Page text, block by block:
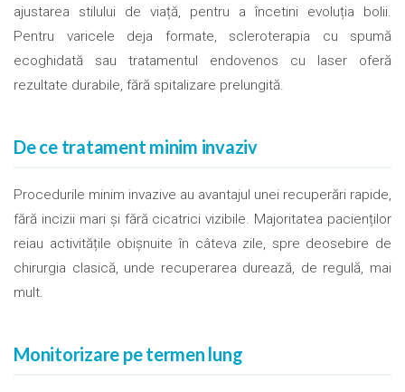
ajustarea stilului de viață, pentru a încetini evoluția bolii.
Pentru varicele deja formate, scleroterapia cu spumă
ecoghidată sau tratamentul endovenos cu laser oferă
rezultate durabile, fără spitalizare prelungită.
De ce tratament minim invaziv
Procedurile minim invazive au avantajul unei recuperări rapide,
fără incizii mari și fără cicatrici vizibile. Majoritatea pacienților
reiau activitățile obișnuite în câteva zile, spre deosebire de
chirurgia clasică, unde recuperarea durează, de regulă, mai
mult.
Monitorizare pe termen lung